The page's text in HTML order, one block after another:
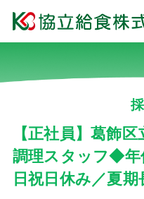
事業情報
安心・安全
採用情報
【正社員】葛飾
調理スタッフ◆年
日祝日休み／夏期